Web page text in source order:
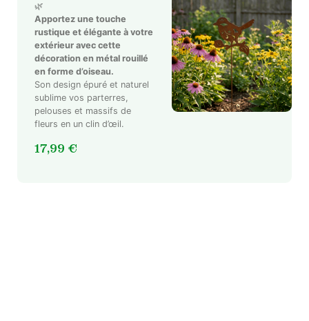
🌿
Apportez une touche
rustique et élégante à votre
extérieur avec cette
décoration en métal rouillé
en forme d’oiseau.
Son design épuré et naturel
sublime vos parterres,
pelouses et massifs de
fleurs en un clin d’œil.
17,99 €